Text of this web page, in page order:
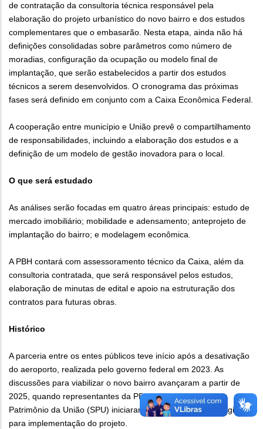
de contratação da consultoria técnica responsável pela
elaboração do projeto urbanístico do novo bairro e dos estudos
complementares que o embasarão. Nesta etapa, ainda não há
definições consolidadas sobre parâmetros como número de
moradias, configuração da ocupação ou modelo final de
implantação, que serão estabelecidos a partir dos estudos
técnicos a serem desenvolvidos. O cronograma das próximas
fases será definido em conjunto com a Caixa Econômica Federal.
A cooperação entre município e União prevê o compartilhamento
de responsabilidades, incluindo a elaboração dos estudos e a
definição de um modelo de gestão inovadora para o local.
O que será estudado
As análises serão focadas em quatro áreas principais: estudo de
mercado imobiliário; mobilidade e adensamento; anteprojeto de
implantação do bairro; e modelagem econômica.
A PBH contará com assessoramento técnico da Caixa, além da
consultoria contratada, que será responsável pelos estudos,
elaboração de minutas de edital e apoio na estruturação dos
contratos para futuras obras.
Histórico
A parceria entre os entes públicos teve início após a desativação
do aeroporto, realizada pelo governo federal em 2023. As
discussões para viabilizar o novo bairro avançaram a partir de
2025, quando representantes da PBH e da Secretaria de
Patrimônio da União (SPU) iniciaram a definição de estratégias
para implementação do projeto.